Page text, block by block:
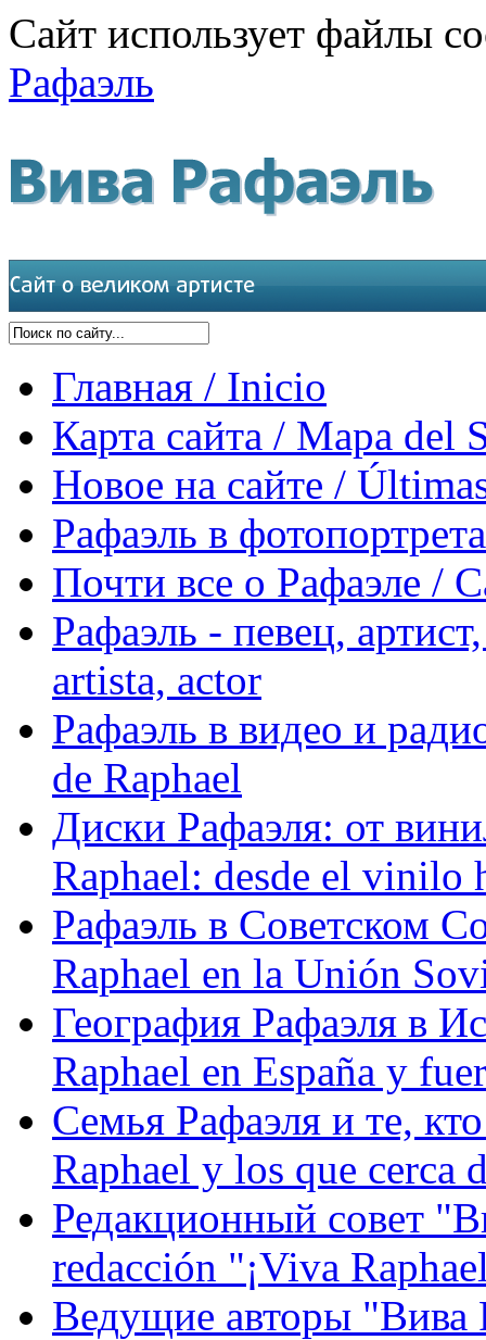
Сайт использует файлы
Рафаэль
Главная / Inicio
Карта сайта / Mapa del
Новое на сайте /
Рафаэль в
Почти все о Рафаэле /
Рафаэль - певец,
artista, actor
Рафаэль в видео и
de Raphael
Диски Рафаэля: от
Raphael: desde el vinilo
Рафаэль в Советском
Raphael en la Unión
География Рафаэля в
Raphael en España y
Семья Рафаэля и те,
Raphael y los que cerca
Редакционный совет
redacción "¡Viva
Ведущие авторы "Вива